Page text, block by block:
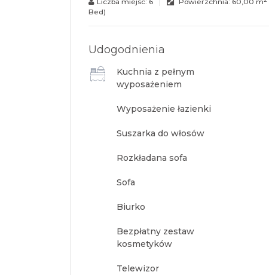
Bed)
Udogodnienia
Kuchnia z pełnym
wyposażeniem
Wyposażenie łazienki
Suszarka do włosów
Rozkładana sofa
Sofa
Biurko
Bezpłatny zestaw
kosmetyków
Telewizor